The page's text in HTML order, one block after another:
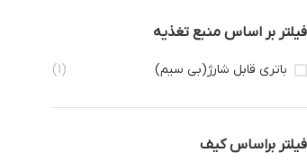
فیلتر بر اساس منبع تغذیه
باتری قابل شارژ(بی سیم) (1)
فیلتر براساس کیف